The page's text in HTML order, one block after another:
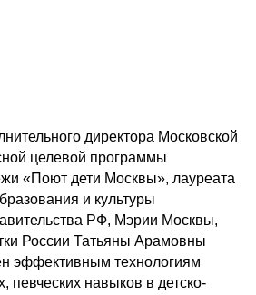
директора Московской
целевой программы
«Поют дети Москвы», лауреата
и культуры
РФ, Мэрии Москвы,
России Татьяны Арамовны
эффективным технологиям
певческих навыков в детско-